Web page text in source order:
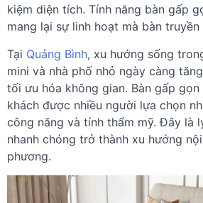
kiệm diện tích. Tính năng bàn gấp
mang lại sự linh hoạt mà bàn
Tại Quảng Bình, xu hướng sống
mini và nhà phố nhỏ ngày càng
tối ưu hóa không gian. Bàn gấp
khách được nhiều người lựa chọn
công năng và tính thẩm mỹ. Đây là
nhanh chóng trở thành xu hướng
phương.